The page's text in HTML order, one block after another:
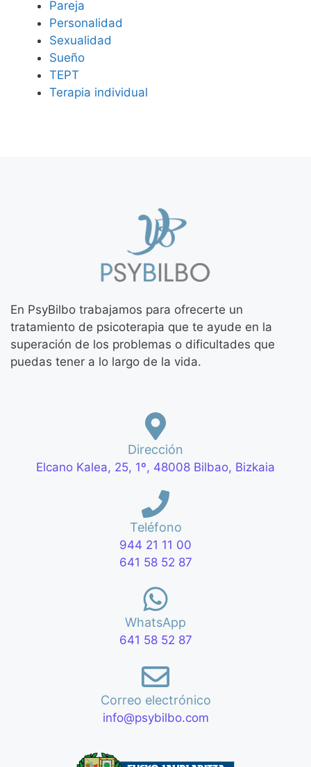
Pareja
Personalidad
Sexualidad
Sueño
TEPT
Terapia individual
En PsyBilbo trabajamos para ofrecerte un
tratamiento de psicoterapia que te ayude en la
superación de los problemas o dificultades que
puedas tener a lo largo de la vida.
Dirección
Elcano Kalea, 25, 1º, 48008 Bilbao, Bizkaia
Teléfono
944 21 11 00
641 58 52 87
WhatsApp
641 58 52 87
Correo electrónico
info@psybilbo.com